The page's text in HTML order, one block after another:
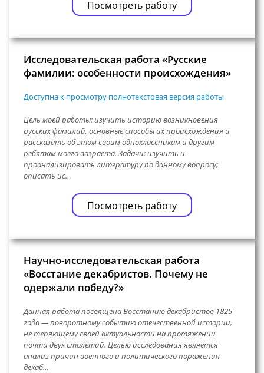
Посмотреть работу
Исследовательская работа «Русские
фамилии: особенности происхождения»
Доступна к просмотру полнотекстовая версия работы
Цель моей работы: изучить историю возникновения
русских фамилий, основные способы их происхождения и
рассказать об этом своим одноклассникам и другим
ребятам моего возраста. Задачи: изучить и
проанализировать литературу по данному вопросу;
описать ис…
Посмотреть работу
Научно-исследовательская работа
«Восстание декабристов. Почему не
одержали победу?»
Данная работа посвящена Восстанию декабристов 1825
года — поворотному событию отечественной истории,
не теряющему своей актуальности на протяжении
почти двух столетий. Целью исследования является
анализ причин военного и политического поражения
декаб…